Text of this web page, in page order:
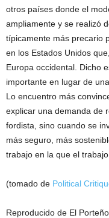
otros países donde el
ampliamente y se realizó
típicamente más precario
en los Estados Unidos
Europa occidental. Dicho
importante en lugar de
Lo encuentro más
explicar una demanda de
fordista, sino cuando se
más seguro, más
trabajo en la que el
(tomado de Political
Reproducido de El Porteño.